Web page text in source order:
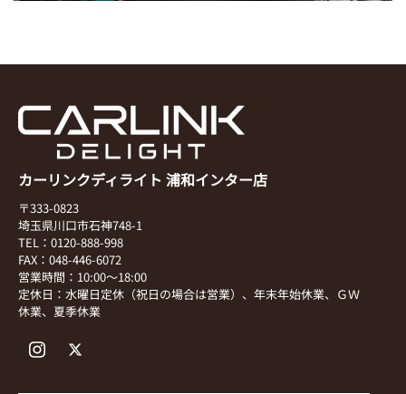
カーリンクディライト 浦和インター店
〒333-0823
埼玉県川口市石神748-1
TEL：0120-888-998
FAX：048-446-6072
営業時間：10:00～18:00
定休日：水曜日定休（祝日の場合は営業）、年末年始休業、ＧＷ
休業、夏季休業